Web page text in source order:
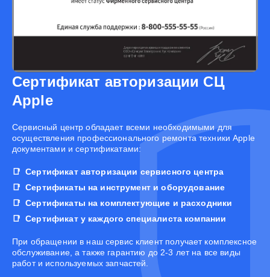
Сертификат авторизации СЦ
Apple
Cервисный центр обладает всеми необходимыми для
осуществления профессионального ремонта техники Apple
документами и сертификатами:
Сертификат авторизации сервисного центра
Сертификаты на инструмент и оборудование
Сертификаты на комплектующие и расходники
Сертификат у каждого специалиста компании
При обращении в наш сервис клиент получает комплексное
обслуживание, а также гарантию до 2-3 лет на все виды
работ и используемых запчастей.